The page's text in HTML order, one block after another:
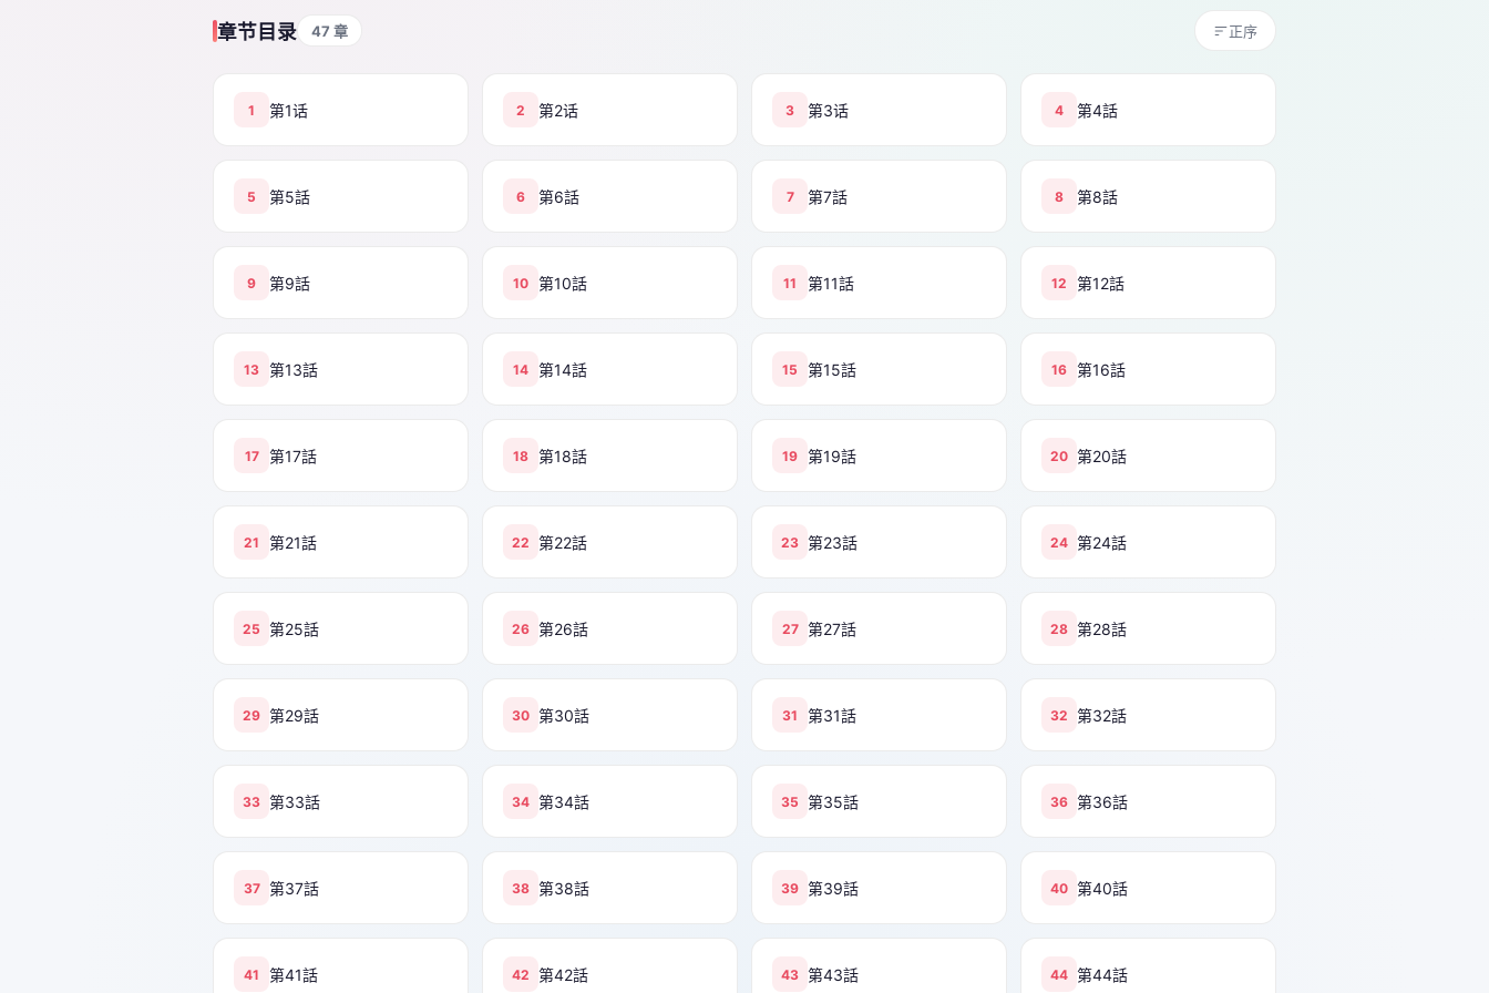
章节目录 47 章 正序
1 第1话 2 第2话 3 第3话 4 第4話
5 第5話 6 第6話 7 第7話 8 第8話
9 第9話 10 第10話 11 第11話 12 第12話
13 第13話 14 第14話 15 第15話 16 第16話
17 第17話 18 第18話 19 第19話 20 第20話
21 第21話 22 第22話 23 第23話 24 第24話
25 第25話 26 第26話 27 第27話 28 第28話
29 第29話 30 第30話 31 第31話 32 第32話
33 第33話 34 第34話 35 第35話 36 第36話
37 第37話 38 第38話 39 第39話 40 第40話
41 第41話 42 第42話 43 第43話 44 第44話